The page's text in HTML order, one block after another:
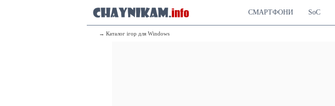
СМАРТФОНИ SoC
→ Каталог ігор для Windows